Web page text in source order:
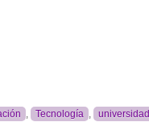
, Tecnología , universidad